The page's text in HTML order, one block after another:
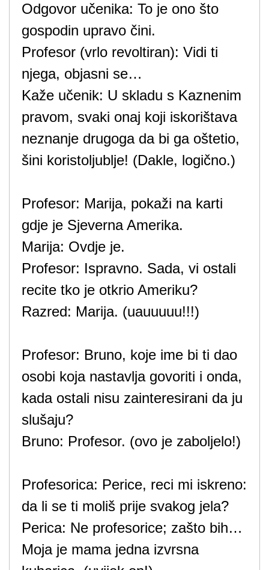
Odgovor učenika: To je ono što
gospodin upravo čini.
Profesor (vrlo revoltiran): Vidi ti
njega, objasni se…
Kaže učenik: U skladu s Kaznenim
pravom, svaki onaj koji iskorištava
neznanje drugoga da bi ga oštetio,
šini koristoljublje! (Dakle, logično.)
Profesor: Marija, pokaži na karti
gdje je Sjeverna Amerika.
Marija: Ovdje je.
Profesor: Ispravno. Sada, vi ostali
recite tko je otkrio Ameriku?
Razred: Marija. (uauuuuu!!!)
Profesor: Bruno, koje ime bi ti dao
osobi koja nastavlja govoriti i onda,
kada ostali nisu zainteresirani da ju
slušaju?
Bruno: Profesor. (ovo je zaboljelo!)
Profesorica: Perice, reci mi iskreno:
da li se ti moliš prije svakog jela?
Perica: Ne profesorice; zašto bih…
Moja je mama jedna izvrsna